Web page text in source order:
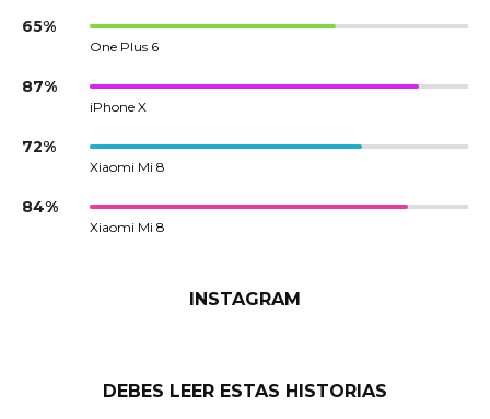
65%
One Plus 6
87%
iPhone X
72%
Xiaomi Mi 8
84%
Xiaomi Mi 8
INSTAGRAM
DEBES LEER ESTAS HISTORIAS